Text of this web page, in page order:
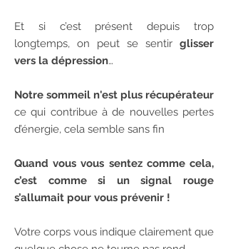
Et si c’est présent depuis trop
longtemps, on peut se sentir glisser
vers la dépression…
Notre sommeil n'est plus récupérateur
ce qui contribue à de nouvelles pertes
d’énergie, cela semble sans fin
Quand vous vous sentez comme cela,
c’est comme si un signal rouge
s’allumait pour vous prévenir !
Votre corps vous indique clairement que